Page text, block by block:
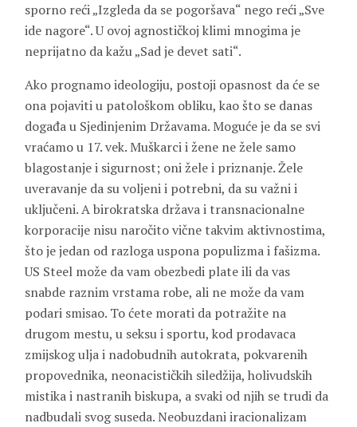
sporno reći „Izgleda da se pogoršava“ nego reći „Sve
ide nagore“. U ovoj agnostičkoj klimi mnogima je
neprijatno da kažu „Sad je devet sati“.
Ako prognamo ideologiju, postoji opasnost da će se
ona pojaviti u patološkom obliku, kao što se danas
događa u Sjedinjenim Državama. Moguće je da se svi
vraćamo u 17. vek. Muškarci i žene ne žele samo
blagostanje i sigurnost; oni žele i priznanje. Žele
uveravanje da su voljeni i potrebni, da su važni i
uključeni. A birokratska država i transnacionalne
korporacije nisu naročito vične takvim aktivnostima,
što je jedan od razloga uspona populizma i fašizma.
US Steel može da vam obezbedi plate ili da vas
snabde raznim vrstama robe, ali ne može da vam
podari smisao. To ćete morati da potražite na
drugom mestu, u seksu i sportu, kod prodavaca
zmijskog ulja i nadobudnih autokrata, pokvarenih
propovednika, neonacističkih siledžija, holivudskih
mistika i nastranih biskupa, a svaki od njih se trudi da
nadbudali svog suseda. Neobuzdani iracionalizam